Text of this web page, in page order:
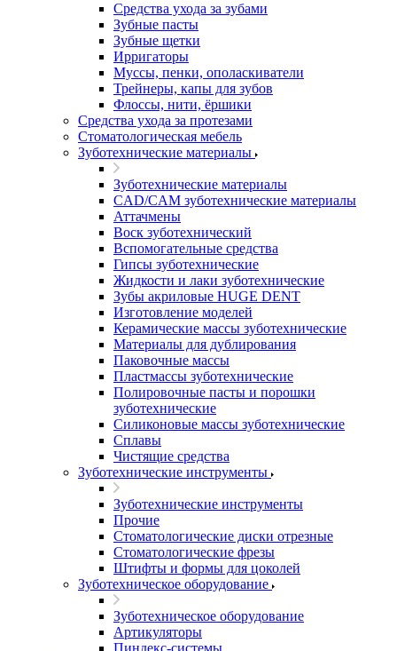
Средства ухода за зубами
Зубные пасты
Зубные щетки
Ирригаторы
Муссы, пенки, ополаскиватели
Трейнеры, капы для зубов
Флоссы, нити, ёршики
Средства ухода за протезами
Стоматологическая мебель
Зуботехнические материалы
Зуботехнические материалы
CAD/CAM зуботехнические материалы
Аттачмены
Воск зуботехнический
Вспомогательные средства
Гипсы зуботехнические
Жидкости и лаки зуботехнические
Зубы акриловые HUGE DENT
Изготовление моделей
Керамические массы зуботехнические
Материалы для дублирования
Паковочные массы
Пластмассы зуботехнические
Полировочные пасты и порошки
зуботехнические
Силиконовые массы зуботехнические
Сплавы
Чистящие средства
Зуботехнические инструменты
Зуботехнические инструменты
Прочие
Стоматологические диски отрезные
Стоматологические фрезы
Штифты и формы для цоколей
Зуботехническое оборудование
Зуботехническое оборудование
Артикуляторы